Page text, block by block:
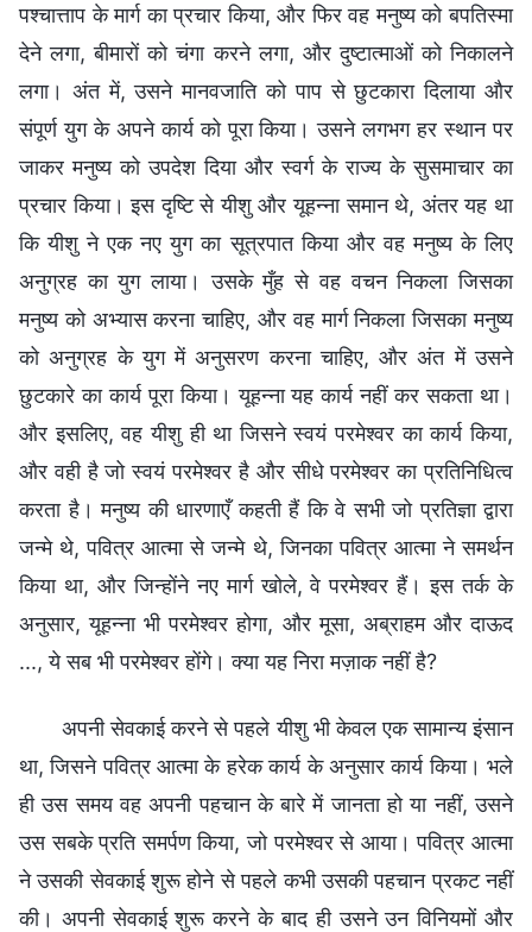
पश्चात्ताप के मार्ग का प्रचार किया, और फिर वह मनुष्य को बपतिस्मा
देने लगा, बीमारों को चंगा करने लगा, और दुष्टात्माओं को निकालने
लगा। अंत में, उसने मानवजाति को पाप से छुटकारा दिलाया और
संपूर्ण युग के अपने कार्य को पूरा किया। उसने लगभग हर स्थान पर
जाकर मनुष्य को उपदेश दिया और स्वर्ग के राज्य के सुसमाचार का
प्रचार किया। इस दृष्टि से यीशु और यूहन्ना समान थे, अंतर यह था
कि यीशु ने एक नए युग का सूत्रपात किया और वह मनुष्य के लिए
अनुग्रह का युग लाया। उसके मुँह से वह वचन निकला जिसका
मनुष्य को अभ्यास करना चाहिए, और वह मार्ग निकला जिसका मनुष्य
को अनुग्रह के युग में अनुसरण करना चाहिए, और अंत में उसने
छुटकारे का कार्य पूरा किया। यूहन्ना यह कार्य नहीं कर सकता था।
और इसलिए, वह यीशु ही था जिसने स्वयं परमेश्वर का कार्य किया,
और वही है जो स्वयं परमेश्वर है और सीधे परमेश्वर का प्रतिनिधित्व
करता है। मनुष्य की धारणाएँ कहती हैं कि वे सभी जो प्रतिज्ञा द्वारा
जन्मे थे, पवित्र आत्मा से जन्मे थे, जिनका पवित्र आत्मा ने समर्थन
किया था, और जिन्होंने नए मार्ग खोले, वे परमेश्वर हैं। इस तर्क के
अनुसार, यूहन्ना भी परमेश्वर होगा, और मूसा, अब्राहम और दाऊद
..., ये सब भी परमेश्वर होंगे। क्या यह निरा मज़ाक नहीं है?
अपनी सेवकाई करने से पहले यीशु भी केवल एक सामान्य इंसान
था, जिसने पवित्र आत्मा के हरेक कार्य के अनुसार कार्य किया। भले
ही उस समय वह अपनी पहचान के बारे में जानता हो या नहीं, उसने
उस सबके प्रति समर्पण किया, जो परमेश्वर से आया। पवित्र आत्मा
ने उसकी सेवकाई शुरू होने से पहले कभी उसकी पहचान प्रकट नहीं
की। अपनी सेवकाई शुरू करने के बाद ही उसने उन विनियमों और